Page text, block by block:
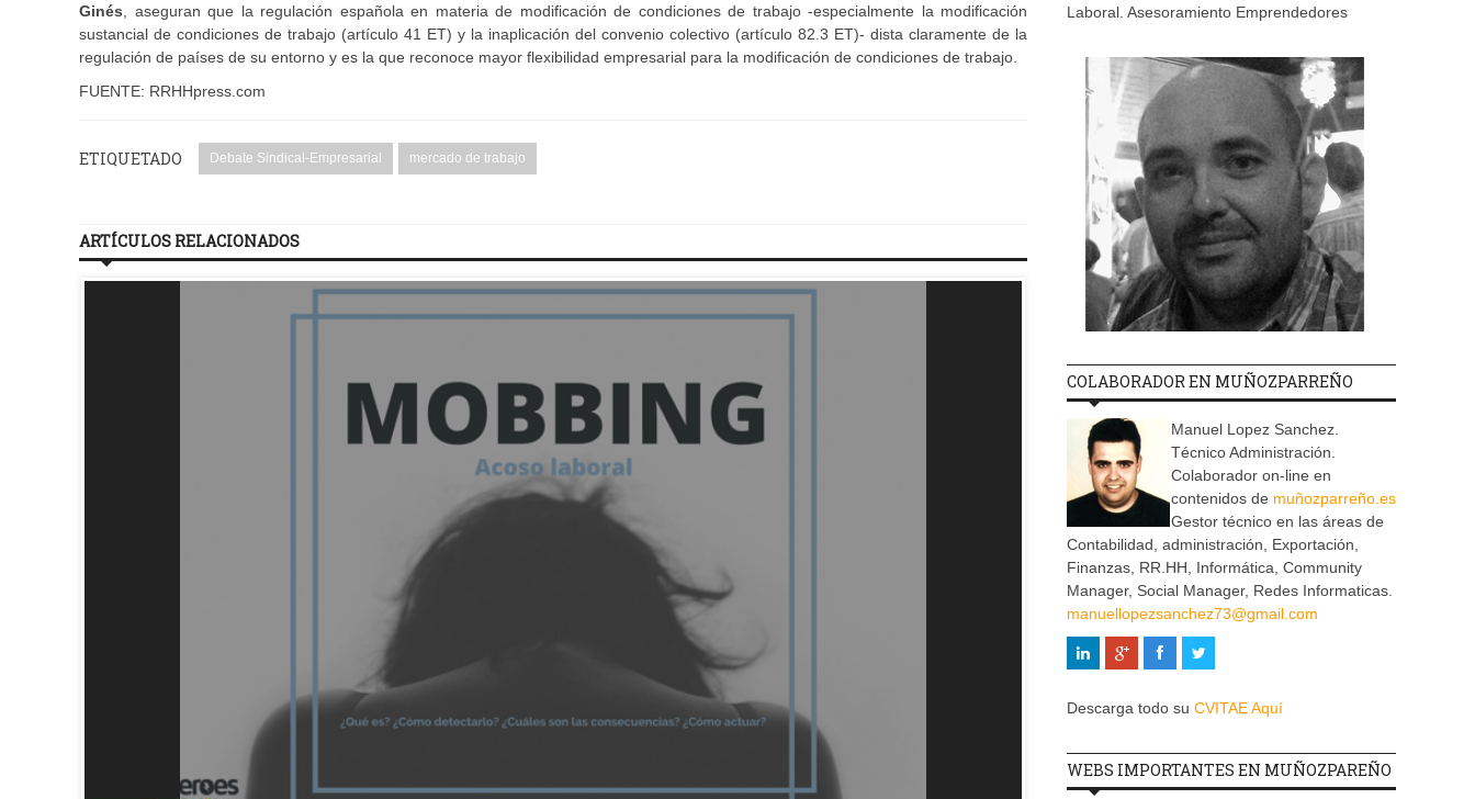
Ginés, aseguran que la regulación española en materia de modificación de condiciones de trabajo -especialmente la modificación
sustancial de condiciones de trabajo (artículo 41 ET) y la inaplicación del convenio colectivo (artículo 82.3 ET)- dista claramente de la
regulación de países de su entorno y es la que reconoce mayor flexibilidad empresarial para la modificación de condiciones de trabajo.
FUENTE: RRHHpress.com
ETIQUETADO Debate Sindical-Empresarial mercado de trabajo
ARTÍCULOS RELACIONADOS
Laboral. Asesoramiento Emprendedores
COLABORADOR EN MUÑOZPARREÑO
Manuel Lopez Sanchez.
Técnico Administración.
Colaborador on-line en
contenidos de muñozparreño.es
Gestor técnico en las áreas de
Contabilidad, administración, Exportación,
Finanzas, RR.HH, Informática, Community
Manager, Social Manager, Redes Informaticas.
manuellopezsanchez73@gmail.com
Descarga todo su CVITAE Aquí
WEBS IMPORTANTES EN MUÑOZPAREÑO